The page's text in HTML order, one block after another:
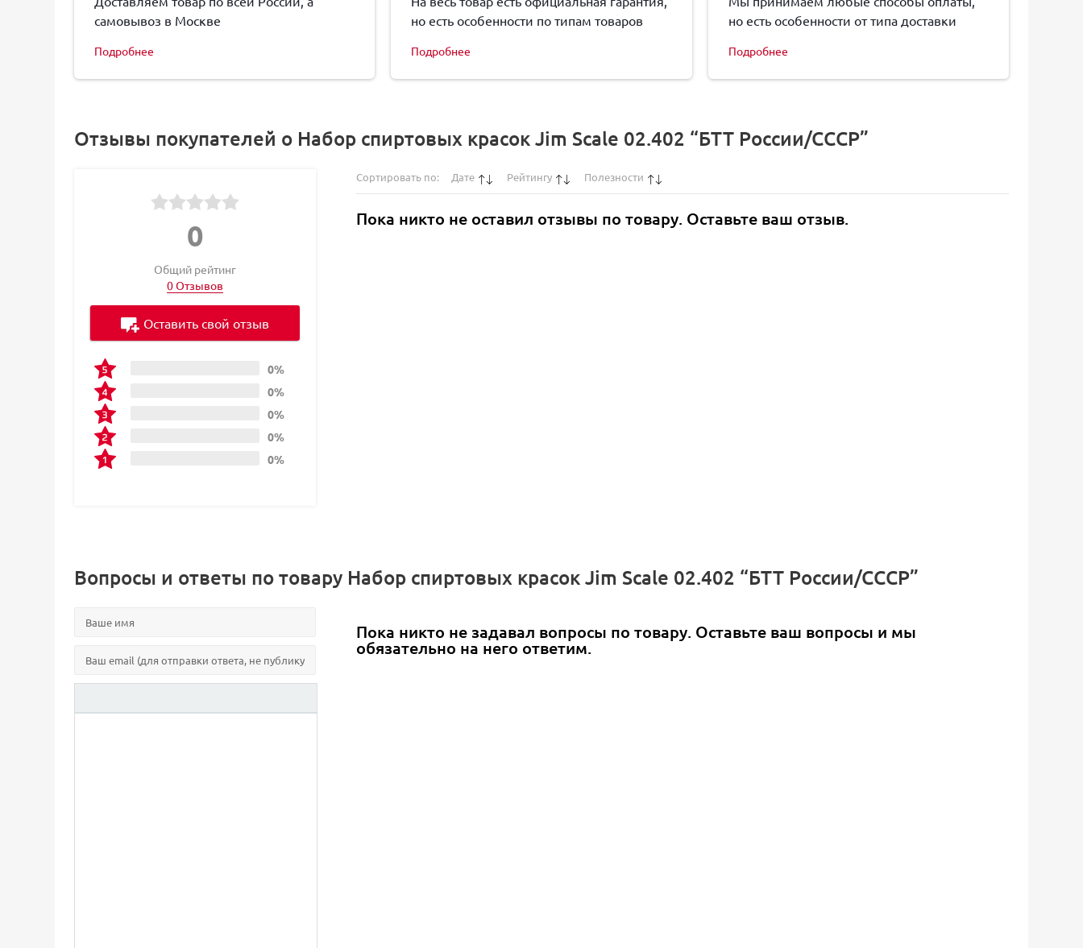
самовывоз в Москве
Подробнее
но есть особенности по типам товаров
Подробнее
но есть особенности от типа доставки
Подробнее
Отзывы покупателей о Набор спиртовых красок Jim Scale 02.402 “БТТ России/СССР”
0
Общий рейтинг
0 Отзывов
0%
0%
0%
0%
0%
Оставить свой отзыв
Сортировать по: Дате Рейтингу Полезности
Пока никто не оставил отзывы по товару. Оставьте ваш отзыв.
Вопросы и ответы по товару Набор спиртовых красок Jim Scale 02.402 “БТТ России/СССР”
Пока никто не задавал вопросы по товару. Оставьте ваш вопросы и мы
обязательно на него ответим.